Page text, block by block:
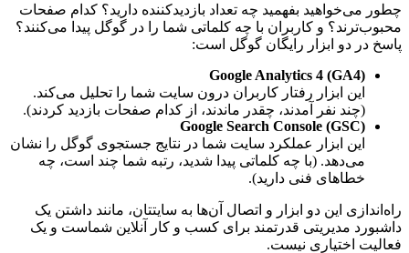
چطور می‌خواهید بفهمید چه تعداد بازدیدکننده دارید؟ کدام صفحات
محبوب‌ترند؟ و کاربران با چه کلماتی شما را در گوگل پیدا می‌کنند؟
پاسخ در دو ابزار رایگان گوگل است:
Google Analytics 4 (GA4)
این ابزار رفتار کاربران درون سایت شما را تحلیل می‌کند.
(چند نفر آمدند، چقدر ماندند، از کدام صفحات بازدید کردند).
Google Search Console (GSC)
این ابزار عملکرد سایت شما در نتایج جستجوی گوگل را نشان
می‌دهد. (با چه کلماتی پیدا شدید، رتبه شما چند است، چه
خطاهای فنی دارید).
راه‌اندازی این دو ابزار و اتصال آن‌ها به سایتتان، مانند داشتن یک
داشبورد مدیریتی قدرتمند برای کسب و کار آنلاین شماست و یک
فعالیت اختیاری نیست.